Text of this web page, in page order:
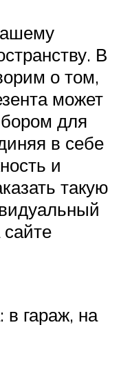
В
о том,
может
для
в себе
и
такую